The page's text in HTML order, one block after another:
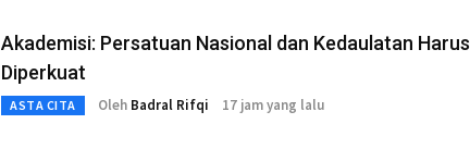
Akademisi: Persatuan Nasional dan Kedaulatan Harus
Diperkuat
ASTA CITA Oleh Badral Rifqi 17 jam yang lalu